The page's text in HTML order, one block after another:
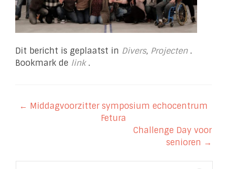
Dit bericht is geplaatst in Divers, Projecten.
Bookmark de link .
Berichtnavigatie
← Middagvoorzitter symposium echocentrum
Fetura
Challenge Day voor
senioren →